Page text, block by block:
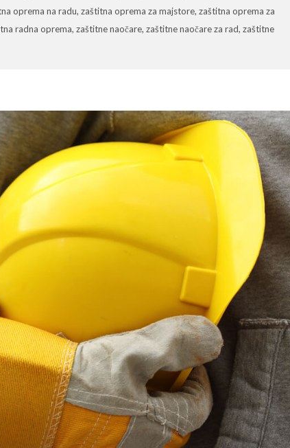
oprema na radu,zaštitna oprema za majstore,zaštitna oprema za
radna oprema,zaštitne naočare,zaštitne naočare za rad,zaštitne